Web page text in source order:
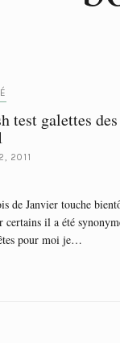
test galettes
2011
de Janvier touche
certains il a été
pour moi je…